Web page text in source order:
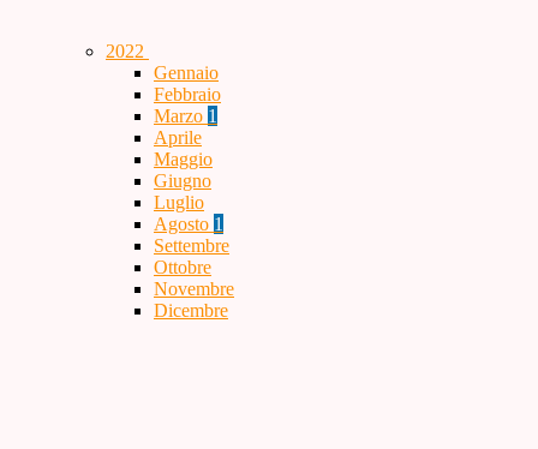
2022
Gennaio
Febbraio
Marzo 1
Aprile
Maggio
Giugno
Luglio
Agosto 1
Settembre
Ottobre
Novembre
Dicembre